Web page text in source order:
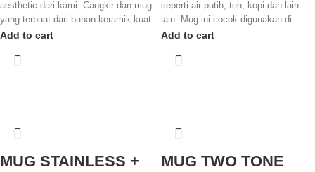
aesthetic dari kami. Cangkir dan mug
yang terbuat dari bahan keramik kuat
dengan finishing yang glossy
Add to cart
seperti air putih, teh, kopi dan lain
lain. Mug ini cocok digunakan di
rumah, hotel, resto maupun café.
Add to cart
MUG STAINLESS +
MUG TWO TONE